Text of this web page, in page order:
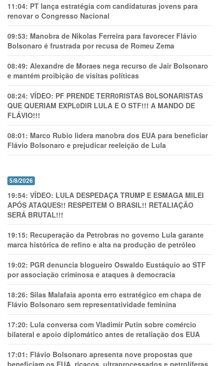
11:04: PT lança estratégia com candidaturas jovens para
renovar o Congresso Nacional
09:53: Manobra de Nikolas Ferreira para favorecer Flávio
Bolsonaro é frustrada por recusa de Romeu Zema
08:49: Alexandre de Moraes nega recurso de Jair Bolsonaro
e mantém proibição de visitas políticas
08:24: VÍDEO: PF PRENDE TERR0RlSTAS B0LSONARlSTAS
QUE QUERIAM EXPL0DlR LULA E O STF!!! A MANDO DE
FLÁVIO!!!
08:01: Marco Rubio lidera manobra dos EUA para beneficiar
Flávio Bolsonaro e prejudicar reeleição de Lula
5/8/2026
19:54: VÍDEO: LULA DESPEDAÇA TRUMP E ESMAGA MILEI
APÓS ATAQUES!! RESPEITEM O BRASIL!! RETALIAÇÃO
SERÁ BRUTAL!!!
19:15: Recuperação da Petrobras no governo Lula garante
marca histórica de refino e alta na produção de petróleo
19:02: PGR denuncia blogueiro Oswaldo Eustáquio ao STF
por associação criminosa e ataques à democracia
18:26: Silas Malafaia aponta erro estratégico em chapa de
Flávio Bolsonaro sem representatividade feminina
17:20: Lula conversa com Vladimir Putin sobre comércio
bilateral e apoio diplomático antes de retaliação dos EUA
17:01: Flávio Bolsonaro apresenta nove propostas que
beneficiam os EUA, ricaços, ultraprocessados e petrolíferas